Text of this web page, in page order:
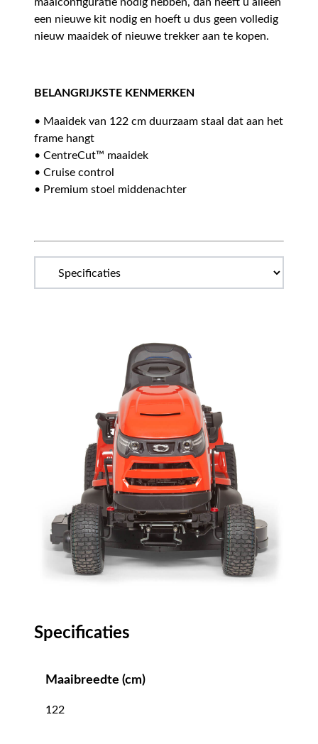
maaiconfiguratie nodig hebben, dan heeft u alleen
een nieuwe kit nodig en hoeft u dus geen volledig
nieuw maaidek of nieuwe trekker aan te kopen.
BELANGRIJKSTE KENMERKEN
• Maaidek van 122 cm duurzaam staal dat aan het
frame hangt
• CentreCut™ maaidek
• Cruise control
• Premium stoel middenachter
Specificaties
Maaibreedte (cm)
122